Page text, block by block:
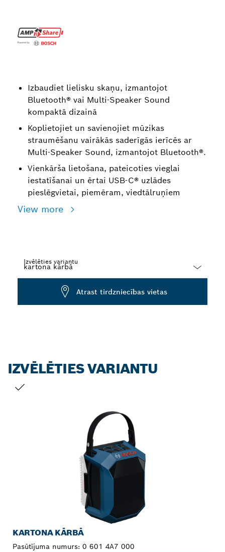
Izbaudiet lielisku skaņu, izmantojot
Bluetooth® vai Multi-Speaker Sound
kompaktā dizainā
Koplietojiet un savienojiet mūzikas
straumēšanu vairākās saderīgās ierīcēs ar
Multi-Speaker Sound, izmantojot Bluetooth®.
Vienkārša lietošana, pateicoties vieglai
iestatīšanai un ērtai USB-C® uzlādes
pieslēgvietai, piemēram, viedtālruņiem
View more
Izvēlēties variantu
Atrast tirdzniecības vietas
IZVĒLĒTIES VARIANTU
KARTONA KĀRBĀ
Pasūtījuma numurs: 0 601 4A7 000